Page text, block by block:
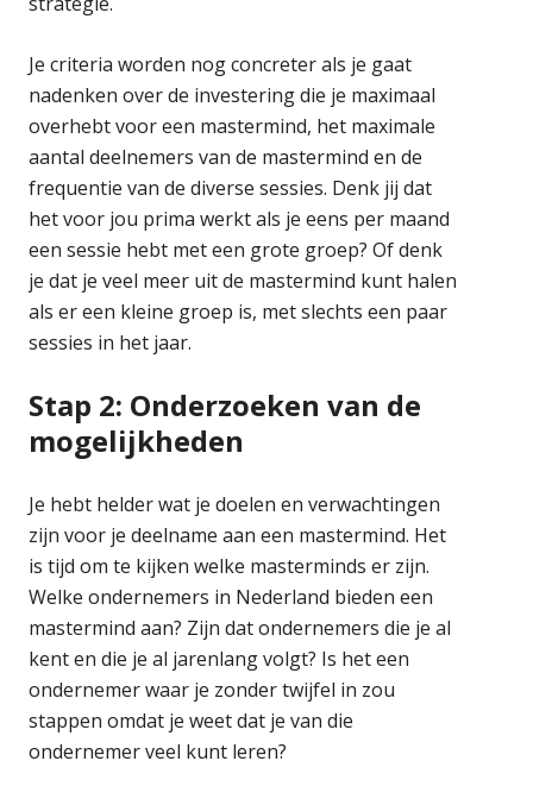
Je criteria worden nog concreter als je gaat
nadenken over de investering die je maximaal
overhebt voor een mastermind, het maximale
aantal deelnemers van de mastermind en de
frequentie van de diverse sessies. Denk jij dat
het voor jou prima werkt als je eens per maand
een sessie hebt met een grote groep? Of denk
je dat je veel meer uit de mastermind kunt halen
als er een kleine groep is, met slechts een paar
sessies in het jaar.
Stap 2: Onderzoeken van de
mogelijkheden
Je hebt helder wat je doelen en verwachtingen
zijn voor je deelname aan een mastermind. Het
is tijd om te kijken welke masterminds er zijn.
Welke ondernemers in Nederland bieden een
mastermind aan? Zijn dat ondernemers die je al
kent en die je al jarenlang volgt? Is het een
ondernemer waar je zonder twijfel in zou
stappen omdat je weet dat je van die
ondernemer veel kunt leren?